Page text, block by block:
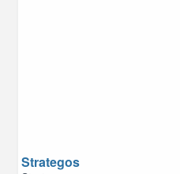
Strategos